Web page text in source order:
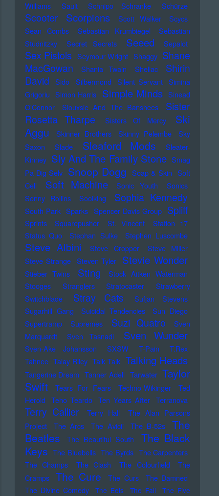
Williams
Sault Schnipo Schranke Schürze
Scooter Scorpions Scott Walker
Scycs
Sean Combs
Sebastian Krumbiegel
Sebastian
Studnitzky
Secret Secrets Seeed Sepalot
Sex Pistols Seymour Wright Shaggy Shane
MacGowan
Shania Twain Shellac
Shirin
David
Sido Silbermond Silent Servant Simina
Grigoriu Simon Harris Simple Minds Sinead
O'Connor
Siouxsie And The Banshees
Sister
Rosetta Tharpe
Sisters Of Mercy
Ski
Aggu
Skinner Brothers Skinny Pelembe
Sky
Saxon
Slade Sleaford Mods
Sleater-
Kinney Sly And The Family Stone Smag
Pa Dig Selv Snoop Dogg Soap & Skin Soft
Cell
Soft Machine Sonic Youth
Sonics
Sonny Rollins
Soolking Sophia Kennedy
South Park Sparks Spencer Davis Group Spliff
Sprints Squarepusher St. Vincent
Station 17
Status Quo
Stephan Sulke Stephen Luscombe
Steve Albini Steve Cropper
Steve Miller
Steve Strange Steven Tyler Stevie Wonder
Stieber Twins Sting
Stock Aitken Waterman
Stooges
Stranglers Stratocaster
Strawberry
Switchblade
Stray Cats
Sufjan Stevens
Sugarhill Gang
Suicidal Tendencies
Sun Diego
Supertramp
Supremes Suzi Quatro
Sven
Marquardt
Sven Tasnadi Sven Wunder
Sven-Ake Johansson SXSW T-Pain
T.Rex
Tahnee Talay Riley Talk Talk Talking Heads
Tangerine Dream Tanner Adell Tarwater Taylor
Swift
Tears For Fears Techno-Wikinger
Ted
Herold
Teho Teardo Ten Years After Terranova
Terry Callier Terry Hall
The Alan Parsons
Project
The Arcs The Avicii The B-52s
The
Beatles
The Beautiful South
The Black
Keys The Bluebells The Byrds The Carpenters
The Champs
The Clash The Colourfield
The
Cramps
The Cure The Curs
The Damned
The Divine Comedy
The Eels The Fall
The Five